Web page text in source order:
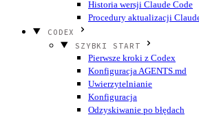
Historia wersji Claude Code
Procedury aktualizacji
CODEX
SZYBKI START
Pierwsze kroki z Codex
Konfiguracja AGENTS.md
Uwierzytelnianie
Konfiguracja
Odzyskiwanie po błędach